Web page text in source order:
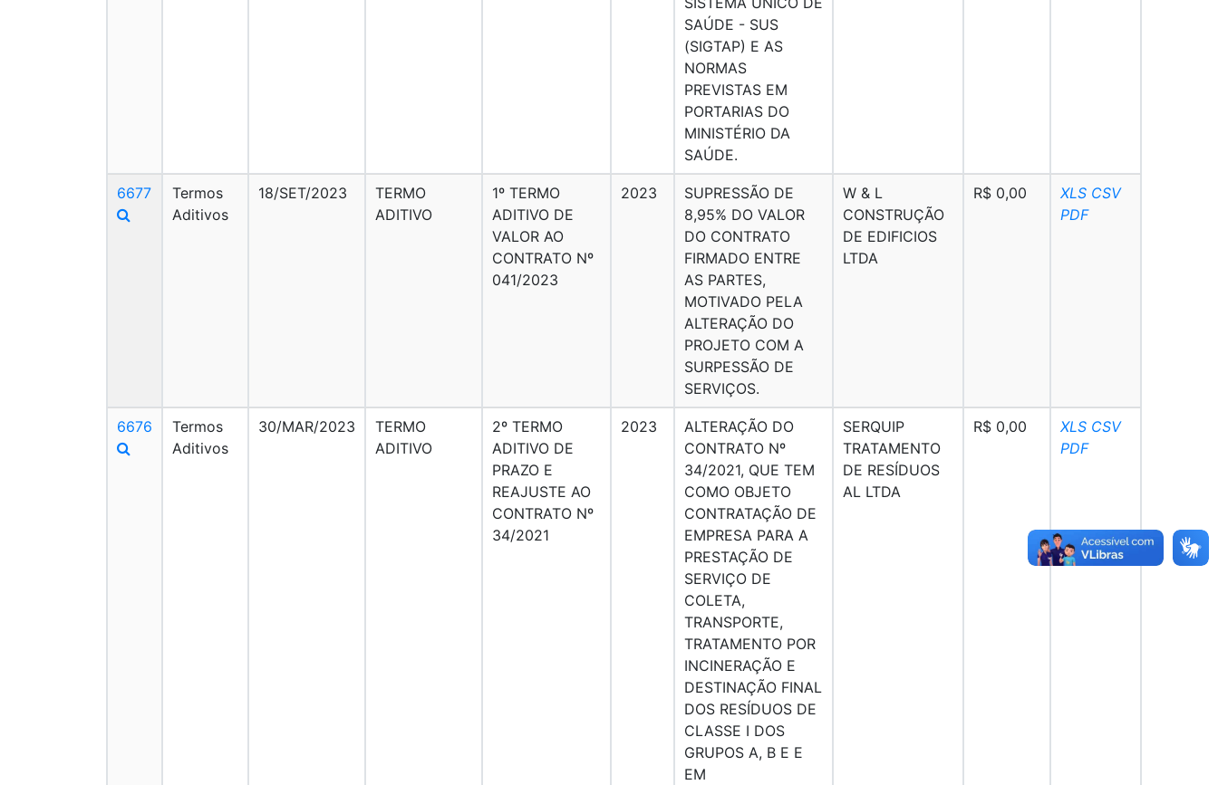
SAÚDE - SUS
(SIGTAP) E AS
NORMAS
PREVISTAS EM
PORTARIAS DO
MINISTÉRIO DA
SAÚDE.
6677
Termos
Aditivos
18/SET/2023
TERMO
ADITIVO
1º TERMO
ADITIVO DE
VALOR AO
CONTRATO Nº
041/2023
2023
SUPRESSÃO DE
8,95% DO VALOR
DO CONTRATO
FIRMADO ENTRE
AS PARTES,
MOTIVADO PELA
ALTERAÇÃO DO
PROJETO COM A
SURPESSÃO DE
SERVIÇOS.
W & L
CONSTRUÇÃO
DE EDIFICIOS
LTDA
R$ 0,00 XLS CSV
PDF
6676
Termos
Aditivos
30/MAR/2023
TERMO
ADITIVO
2º TERMO
ADITIVO DE
PRAZO E
REAJUSTE AO
CONTRATO Nº
34/2021
2023
ALTERAÇÃO DO
CONTRATO Nº
34/2021, QUE TEM
COMO OBJETO
CONTRATAÇÃO DE
EMPRESA PARA A
PRESTAÇÃO DE
SERVIÇO DE
COLETA,
TRANSPORTE,
TRATAMENTO POR
INCINERAÇÃO E
DESTINAÇÃO FINAL
DOS RESÍDUOS DE
CLASSE I DOS
GRUPOS A, B E E
EM
SERQUIP
TRATAMENTO
DE RESÍDUOS
AL LTDA
R$ 0,00 XLS CSV
PDF